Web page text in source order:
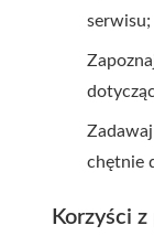
serwisu;
chętnie
Korzyści